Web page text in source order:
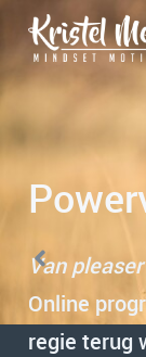
Ga het
en
1-op-1
Van
Online
regie terug